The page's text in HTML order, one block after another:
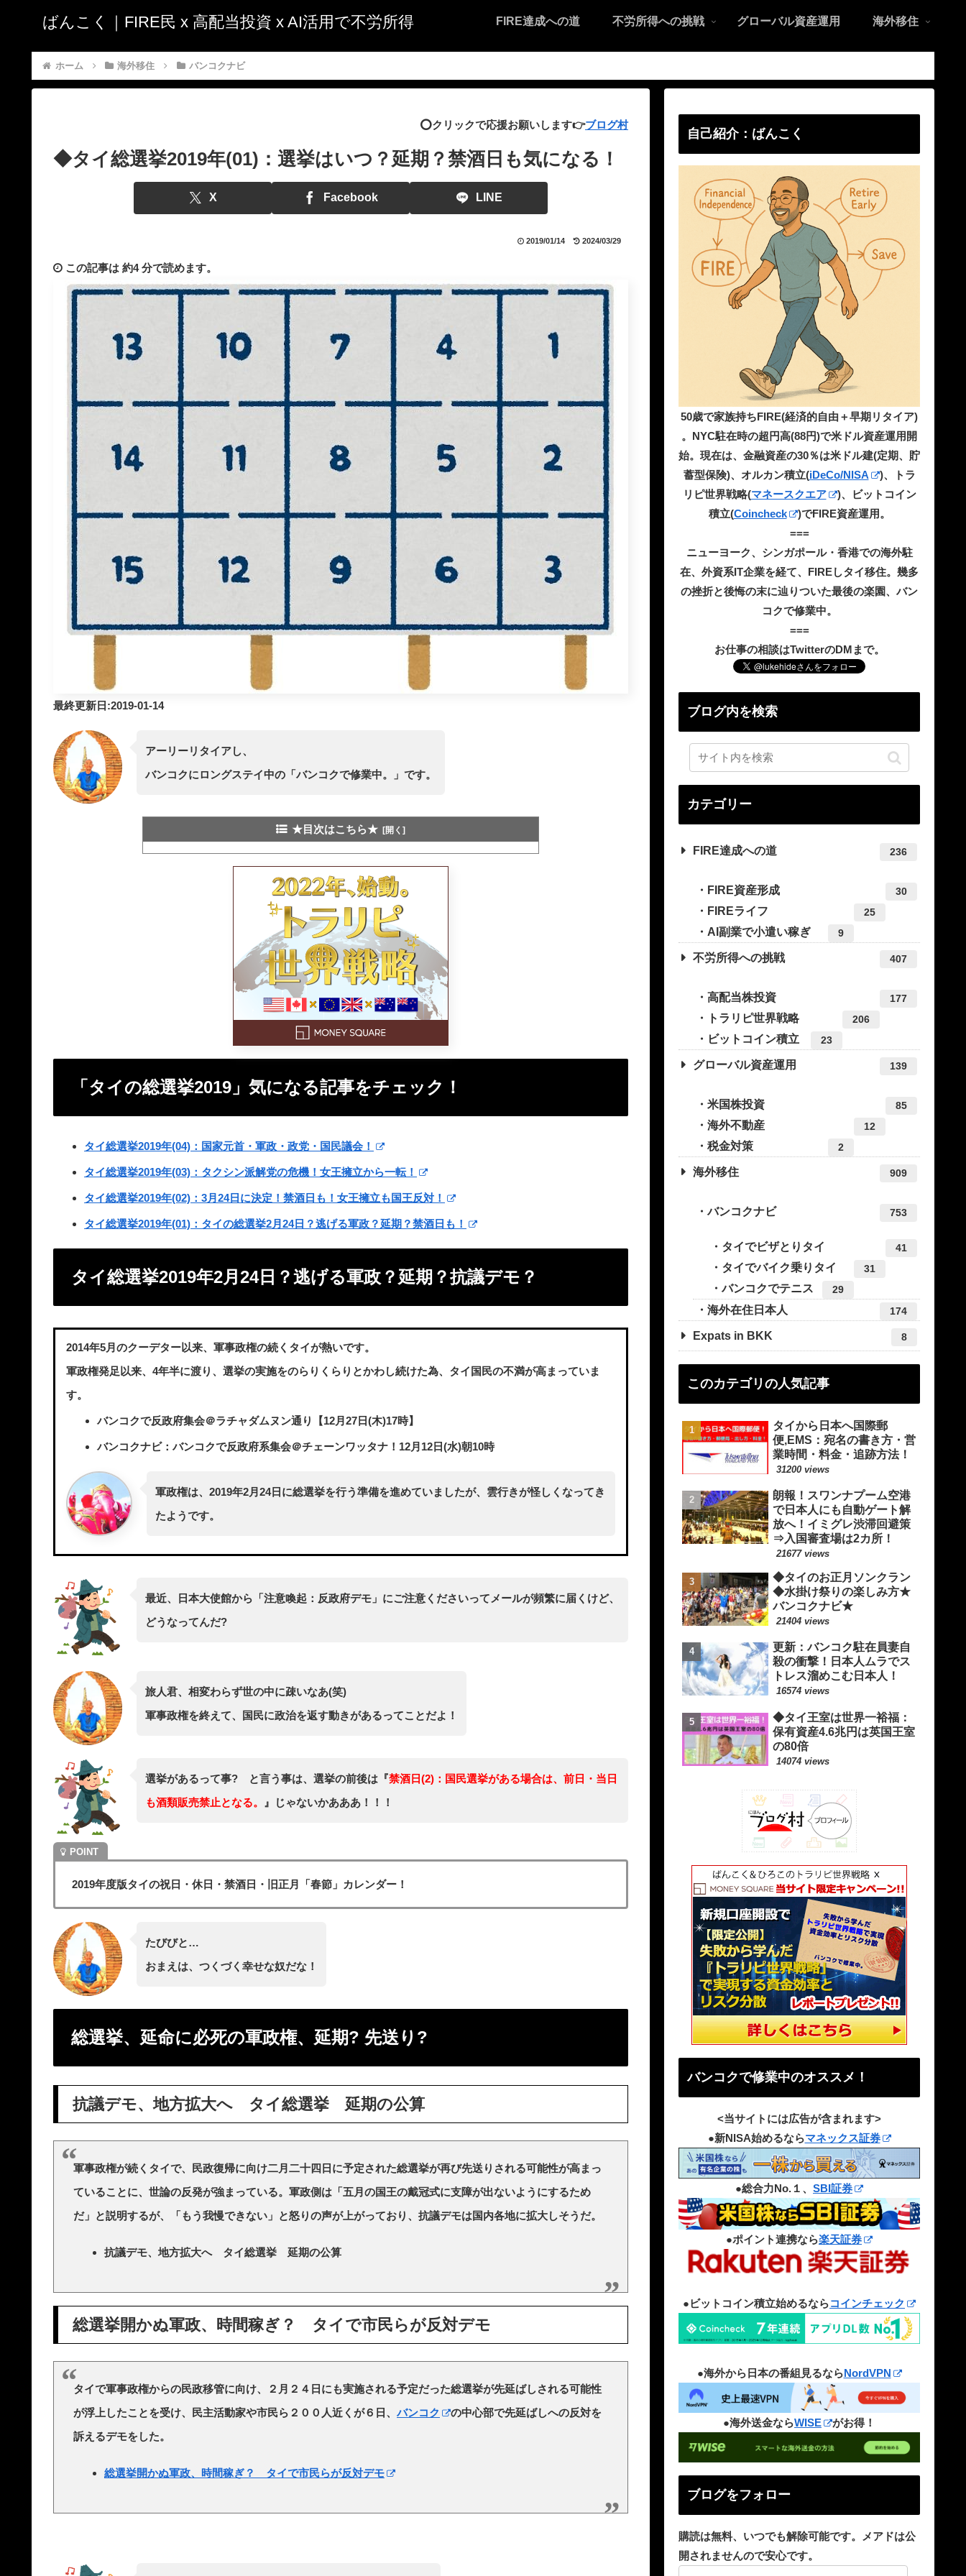
ばんこく｜FIRE民 x 高配当投資 x AI活用で不労所得 FIRE達成への道 不労所得への挑戦 グローバル資産運用 海外移住
ホーム 海外移住 バンコクナビ
⭕️クリックで応援お願いします👉ブログ村
◆タイ総選挙2019年(01)：選挙はいつ？延期？禁酒日も気になる！
X Facebook LINE
2019/01/14 2024/03/29
この記事は 約4 分で読めます。
最終更新日:2019-01-14
アーリーリタイアし、
バンコクにロングステイ中の「バンコクで修業中。」です。
★目次はこちら★
「タイの総選挙2019」気になる記事をチェック！
タイ総選挙2019年(04)：国家元首・軍政・政党・国民議会！
タイ総選挙2019年(03)：タクシン派解党の危機！女王擁立から一転！
タイ総選挙2019年(02)：3月24日に決定！禁酒日も！女王擁立も国王反対！
タイ総選挙2019年(01)：タイの総選挙2月24日？逃げる軍政？延期？禁酒日も！
タイ総選挙2019年2月24日？逃げる軍政？延期？抗議デモ？
2014年5月のクーデター以来、軍事政権の続くタイが熱いです。
軍政権発足以来、4年半に渡り、選挙の実施をのらりくらりとかわし続けた為、タイ国民の不満が高まっていま
す。
バンコクで反政府集会＠ラチャダムヌン通り【12月27日(木)17時】
バンコクナビ：バンコクで反政府系集会＠チェーンワッタナ！12月12日(水)朝10時
軍政権は、2019年2月24日に総選挙を行う準備を進めていましたが、雲行きが怪しくなってき
たようです。
最近、日本大使館から「注意喚起：反政府デモ」にご注意くださいってメールが頻繁に届くけど、
どうなってんだ?
旅人君、相変わらず世の中に疎いなあ(笑)
軍事政権を終えて、国民に政治を返す動きがあるってことだよ！
選挙があるって事? と言う事は、選挙の前後は『禁酒日(2)：国民選挙がある場合は、前日・当日
も酒類販売禁止となる。
』じゃないかあああ！！！
2019年度版タイの祝日・休日・禁酒日・旧正月「春節」カレンダー！
たびびと…
おまえは、つくづく幸せな奴だな！
総選挙、延命に必死の軍政権、延期? 先送り?
抗議デモ、地方拡大へ タイ総選挙 延期の公算
軍事政権が続くタイで、民政復帰に向け二月二十四日に予定された総選挙が再び先送りされる可能性が高まっ
ていることに、世論の反発が強まっている。軍政側は「五月の国王の戴冠式に支障が出ないようにするため
だ」と説明するが、「もう我慢できない」と怒りの声が上がっており、抗議デモは国内各地に拡大しそうだ。
抗議デモ、地方拡大へ タイ総選挙 延期の公算
総選挙開かぬ軍政、時間稼ぎ？ タイで市民らが反対デモ
タイで軍事政権からの民政移管に向け、２月２４日にも実施される予定だった総選挙が先延ばしされる可能性
が浮上したことを受け、民主活動家や市民ら２００人近くが６日、バンコク
の中心部で先延ばしへの反対を
訴えるデモをした。
総選挙開かぬ軍政、時間稼ぎ？ タイで市民らが反対デモ
自己紹介：ばんこく
50歳で家族持ちFIRE(経済的自由＋早期リタイア)
。NYC駐在時の超円高(88円)で米ドル資産運用開
始。現在は、金融資産の30％は米ドル建(定期、貯
蓄型保険)、オルカン積立(iDeCo/NISA
)、トラ
リピ世界戦略(マネースクエア
)、ビットコイン
積立(Coincheck
)でFIRE資産運用。
===
ニューヨーク、シンガポール・香港での海外駐
在、外資系IT企業を経て、FIREしタイ移住。幾多
の挫折と後悔の末に辿りついた最後の楽園、バン
コクで修業中。
===
お仕事の相談はTwitterのDMまで。
ブログ内を検索
カテゴリー
FIRE達成への道 236
FIRE資産形成 30
FIREライフ 25
AI副業で小遣い稼ぎ 9
不労所得への挑戦 407
高配当株投資 177
トラリピ世界戦略 206
ビットコイン積立 23
グローバル資産運用 139
米国株投資 85
海外不動産 12
税金対策 2
海外移住 909
バンコクナビ 753
タイでビザとりタイ 41
タイでバイク乗りタイ 31
バンコクでテニス 29
海外在住日本人 174
Expats in BKK 8
このカテゴリの人気記事
タイから日本へ国際郵
便,EMS：宛名の書き方・営
業時間・料金・追跡方法！
31200 views
朗報！スワンナプーム空港
で日本人にも自動ゲート解
放へ！イミグレ渋滞回避策
⇒入国審査場は2カ所！
21677 views
◆タイのお正月ソンクラン
◆水掛け祭りの楽しみ方★
バンコクナビ★
21404 views
更新：バンコク駐在員妻自
殺の衝撃！日本人ムラでス
トレス溜めこむ日本人！
16574 views
◆タイ王室は世界一裕福：
保有資産4.6兆円は英国王室
の80倍
14074 views
バンコクで修業中のオススメ！
<当サイトには広告が含まれます>
●新NISA始めるならマネックス証券
●総合力No.１、 SBI証券
●ポイント連携なら楽天証券
●ビットコイン積立始めるならコインチェック
●海外から日本の番組見るならNordVPN
●海外送金ならWISE がお得！
ブログをフォロー
購読は無料、いつでも解除可能です。メアドは公
開されませんので安心です。